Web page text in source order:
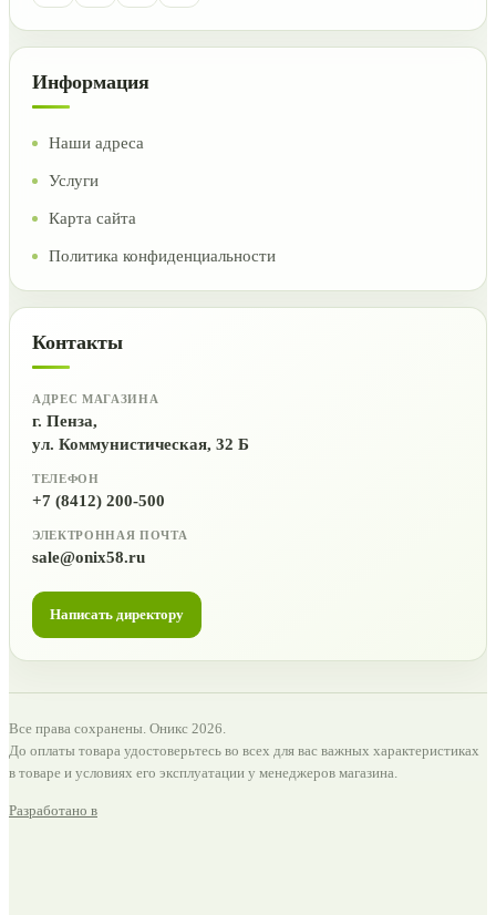
Информация
Наши адреса
Услуги
Карта сайта
Политика конфиденциальности
Контакты
АДРЕС МАГАЗИНА
г. Пенза,
ул. Коммунистическая, 32 Б
ТЕЛЕФОН
+7 (8412) 200-500
ЭЛЕКТРОННАЯ ПОЧТА
sale@onix58.ru
Написать директору
Все права сохранены. Оникс 2026.
До оплаты товара удостоверьтесь во всех для вас важных характеристиках
в товаре и условиях его эксплуатации у менеджеров магазина.
Разработано в